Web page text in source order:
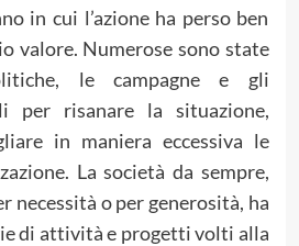
in cui l’azione ha perso ben
valore. Numerose sono state
le campagne e gli
per risanare la situazione,
in maniera eccessiva le
La società da sempre,
necessità o per generosità, ha
di attività e progetti volti alla